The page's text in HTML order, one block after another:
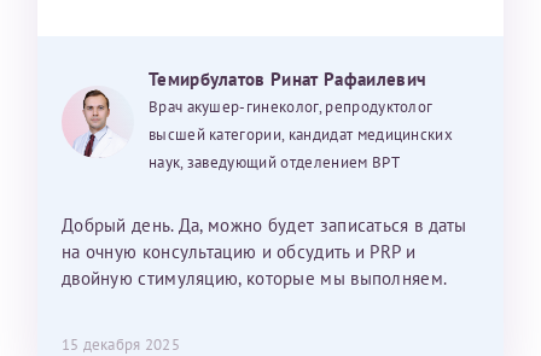
Темирбулатов Ринат Рафаилевич
Врач акушер-гинеколог, репродуктолог
высшей категории, кандидат медицинских
наук, заведующий отделением ВРТ
Добрый день. Да, можно будет записаться в даты
на очную консультацию и обсудить и PRP и
двойную стимуляцию, которые мы выполняем.
15 декабря 2025